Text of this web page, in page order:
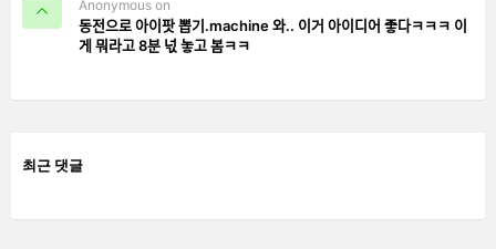
Anonymous on
동전으로 아이팟 뽑기.machine 와.. 이거 아이디어 좋다ㅋㅋㅋ 이
게 뭐라고 8분 넋 놓고 봄ㅋㅋ
최근 댓글